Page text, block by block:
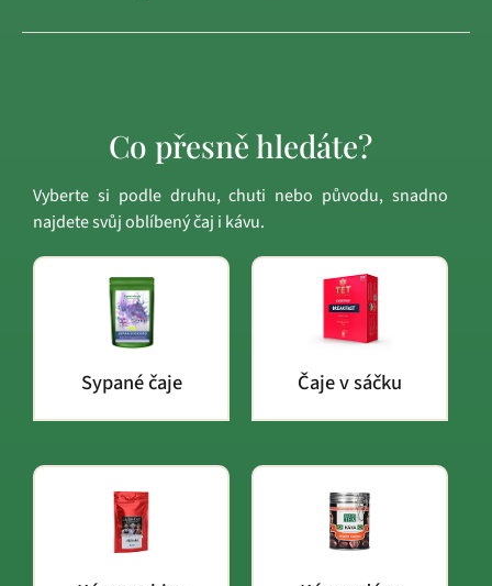
Co přesně hledáte?
Vyberte si podle druhu, chuti nebo původu, snadno
najdete svůj oblíbený čaj i kávu.
Sypané čaje Čaje v sáčku